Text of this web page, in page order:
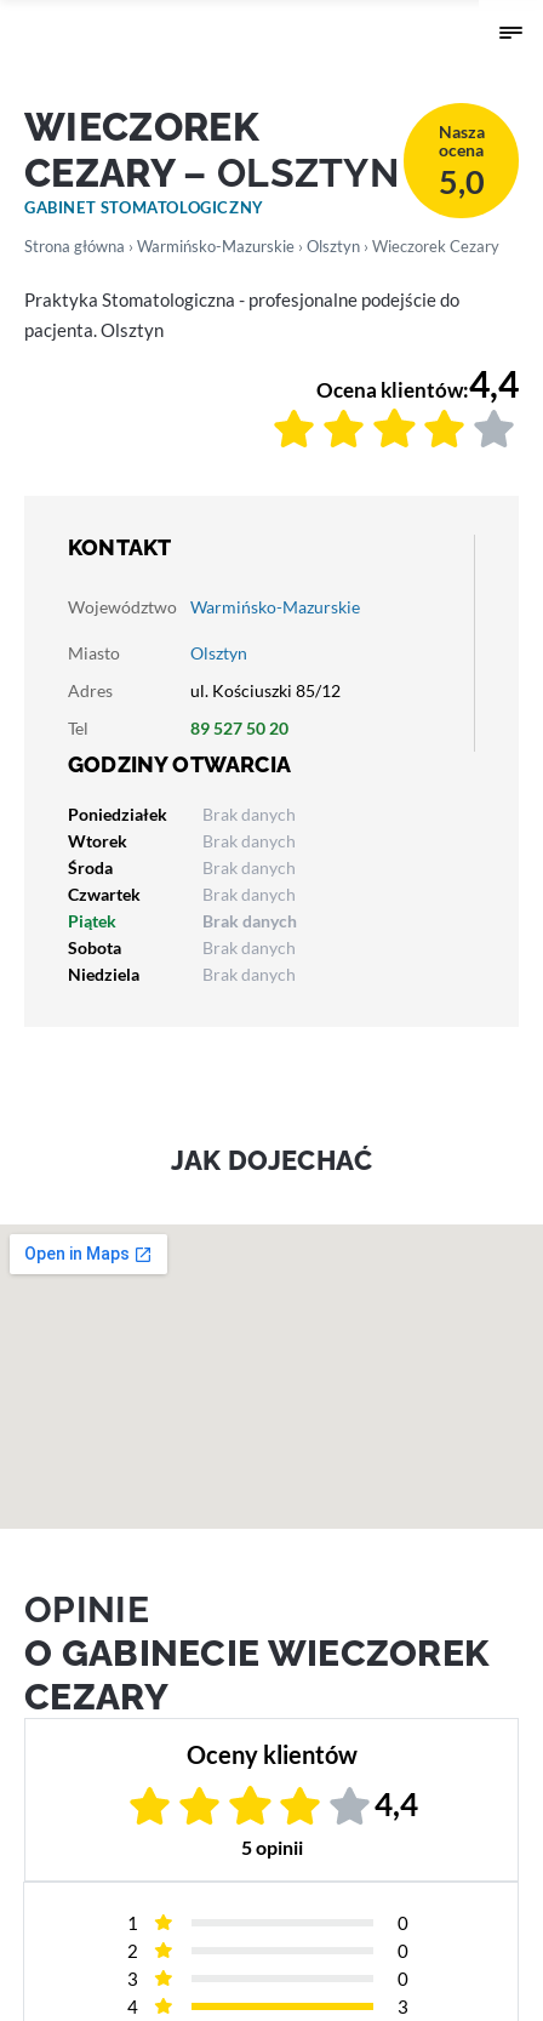
WIECZOREK
CEZARY– OLSZTYN
GABINET STOMATOLOGICZNY
Nasza
ocena
5,0
Strona główna › Warmińsko-Mazurskie › Olsztyn › Wieczorek Cezary
Praktyka Stomatologiczna - profesjonalne podejście do
pacjenta. Olsztyn
Ocena klientów:4,4
KONTAKT
Województwo Warmińsko-Mazurskie
Miasto
Olsztyn
Adres
ul. Kościuszki 85/12
Tel
89 527 50 20
GODZINY OTWARCIA
Poniedziałek
Brak danych
Wtorek
Brak danych
Środa
Brak danych
Czwartek
Brak danych
Piątek
Brak danych
Sobota
Brak danych
Niedziela
Brak danych
JAK DOJECHAĆ
OPINIE
O GABINECIE WIECZOREK
CEZARY
Oceny klientów
4,4
5 opinii
1
0
2
0
3
0
4
3